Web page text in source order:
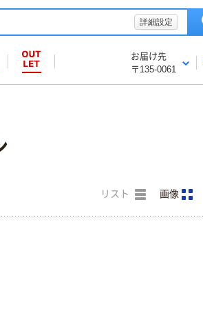
詳細設定
お届け先
〒135-0061
リスト 画像